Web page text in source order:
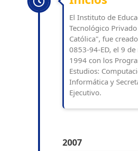
El Instituto de
Tecnológico
Católica", fue
0853-94-ED, el 9
1994 con los
Estudios:
Informática y
Ejecutivo.
2007